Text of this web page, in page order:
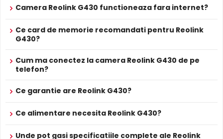
eliminand riscul de suprasaturare a imaginii la distante
Microfon Incorporat
microfon incorporat
permite inregistrarea audio in timp real. Sunetul se
evenimentelor si conversatiilor din zona monitorizata.
Difuzor Incorporat
Camera Reolink G430 functioneaza fara internet?
Ce card de memorie recomandati pentru Reolink
G430?
Cum ma conectez la camera Reolink G430 de pe
telefon?
Ce garantie are Reolink G430?
Ce alimentare necesita Reolink G430?
Unde pot gasi specificatiile complete ale Reolink